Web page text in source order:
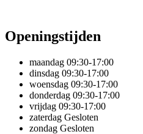
Openingstijden
maandag 09:30-17:00
dinsdag 09:30-17:00
woensdag 09:30-17:00
donderdag 09:30-17:00
vrijdag 09:30-17:00
zaterdag Gesloten
zondag Gesloten